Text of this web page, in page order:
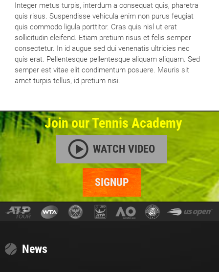
Integer metus turpis, interdum a consequat quis, pharetra
quis risus. Suspendisse vehicula enim non purus feugiat
quis commodo ligula porttitor. Cras quis nisl ut erat
sollicitudin eleifend. Etiam pretium risus et felis semper
consectetur. In id augue sed dui venenatis ultricies nec
quis erat. Pellentesque pellentesque aliquam aliquam. Sed
semper est vitae elit condimentum posuere. Mauris sit
amet turpis tellus, id pretium nisi.
Join our Tennis Academy
WATCH VIDEO
SIGNUP
News